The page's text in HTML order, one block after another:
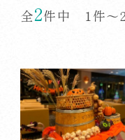
全2件中 1件～2